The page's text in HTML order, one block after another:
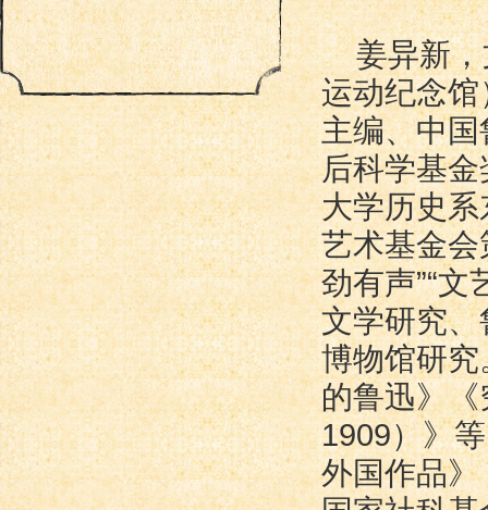
姜异新
运动纪念
主编、中
后科学基金
大学历史
艺术基金会
劲有声”“
文学研究
博物馆研
的鲁迅》
1909）》
外国作品